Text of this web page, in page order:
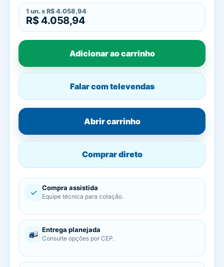
1 un. x R$ 4.058,94
R$ 4.058,94
Adicionar ao carrinho
Falar com televendas
Abrir carrinho
Comprar direto
✓ Compra assistida
Equipe técnica para cotação.
Entrega planejada
Consulte opções por CEP.